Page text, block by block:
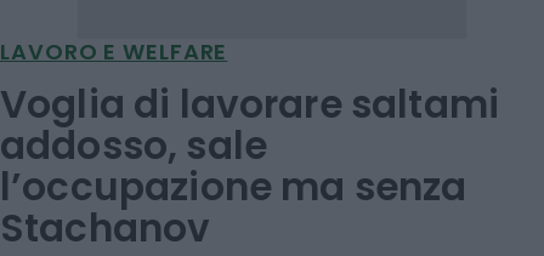
LAVORO E WELFARE
Voglia di lavorare saltami
addosso, sale
l’occupazione ma senza
Stachanov